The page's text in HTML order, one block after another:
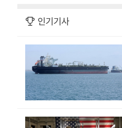
인기기사